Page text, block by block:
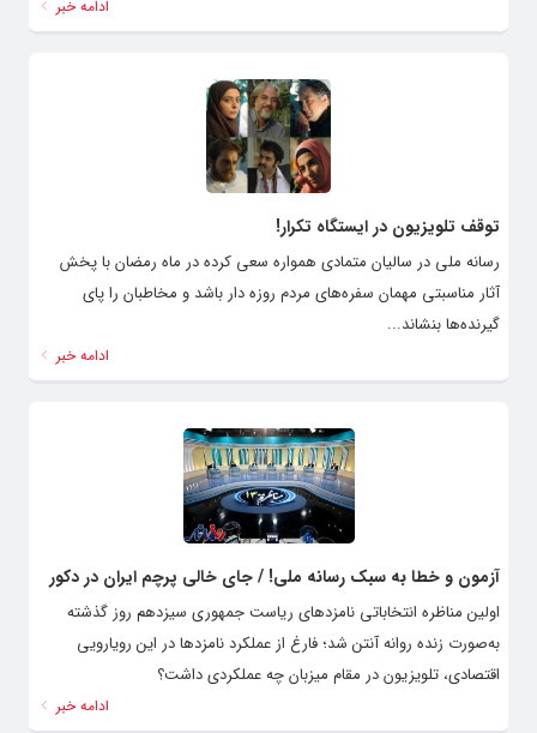
ادامه خبر
توقف تلویزیون در ایستگاه تکرار!
رسانه ملی در سالیان متمادی همواره سعی کرده در ماه رمضان با پخش
آثار مناسبتی مهمان سفره‌های مردم روزه دار باشد و مخاطبان را پای
گیرنده‌ها بنشاند...
ادامه خبر
آزمون و خطا به سبک رسانه ملی! / جای خالی پرچم ایران در دکور
اولین مناظره انتخاباتی نامزدهای ریاست جمهوری سیزدهم روز گذشته
به‌صورت زنده روانه آنتن شد؛ فارغ از عملکرد نامزدها در این رویارویی
اقتصادی، تلویزیون در مقام میزبان چه عملکردی داشت؟
ادامه خبر